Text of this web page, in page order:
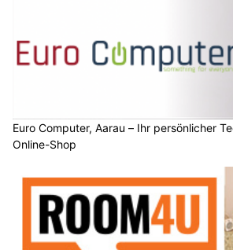
Euro Computer, Aarau – Ihr persönlicher
Online-Shop